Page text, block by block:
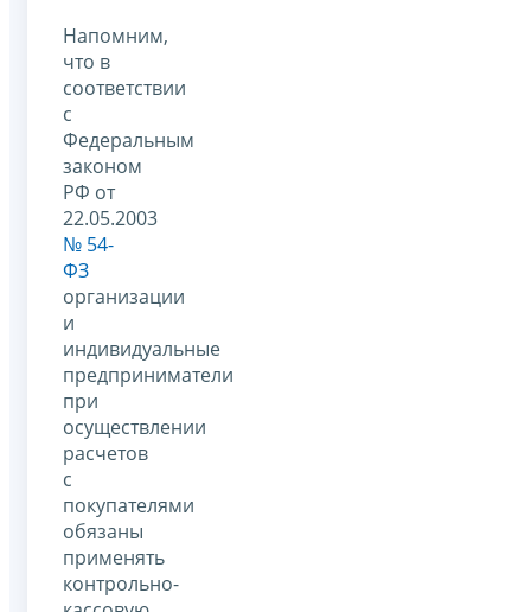
Напомним,
что в
соответствии
с
Федеральным
законом
РФ от
22.05.2003
№ 54-
ФЗ
организации
и
индивидуальные
предприниматели
при
осуществлении
расчетов
с
покупателями
обязаны
применять
контрольно-